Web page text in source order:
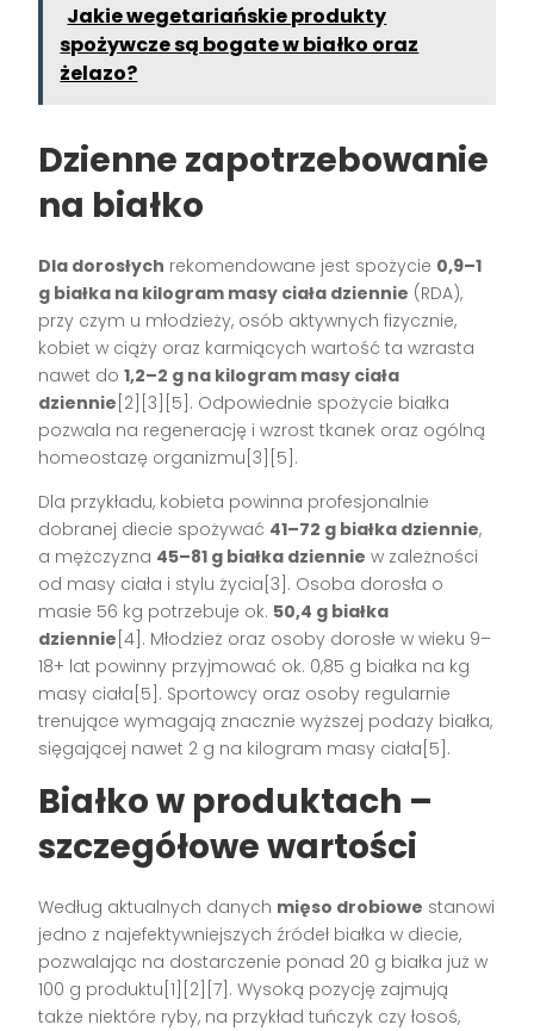
Jakie wegetariańskie produkty
spożywcze są bogate w białko oraz
żelazo?
Dzienne zapotrzebowanie
na białko
Dla dorosłych rekomendowane jest spożycie 0,9–1
g białka na kilogram masy ciała dziennie (RDA),
przy czym u młodzieży, osób aktywnych fizycznie,
kobiet w ciąży oraz karmiących wartość ta wzrasta
nawet do1,2–2 g na kilogram masy ciała
dziennie [2][3][5]. Odpowiednie spożycie białka
pozwala na regenerację i wzrost tkanek oraz ogólną
homeostazę organizmu[3][5].
Dla przykładu, kobieta powinna profesjonalnie
dobranej diecie spożywać 41–72 g białka dziennie,
a mężczyzna 45–81 g białka dziennie w zależności
od masy ciała i stylu życia[3]. Osoba dorosła o
masie 56 kg potrzebuje ok. 50,4 g białka
dziennie [4]. Młodzież oraz osoby dorosłe w wieku 9–
18+ lat powinny przyjmować ok. 0,85 g białka na kg
masy ciała[5]. Sportowcy oraz osoby regularnie
trenujące wymagają znacznie wyższej podaży białka,
sięgającej nawet 2 g na kilogram masy ciała[5].
Białko w produktach –
szczegółowe wartości
Według aktualnych danych mięso drobiowe stanowi
jedno z najefektywniejszych źródeł białka w diecie,
pozwalając na dostarczenie ponad 20 g białka już w
100 g produktu[1][2][7]. Wysoką pozycję zajmują
także niektóre ryby, na przykład tuńczyk czy łosoś,